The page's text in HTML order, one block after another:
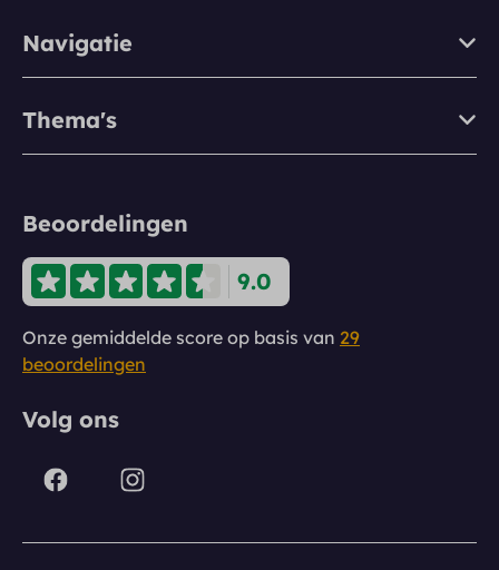
Navigatie
Thema's
Beoordelingen
9.0
Onze gemiddelde score op basis van 29
beoordelingen
Volg ons